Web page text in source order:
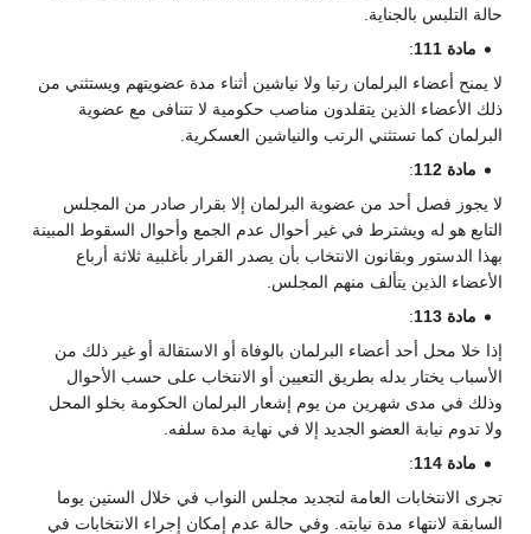
حالة التلبس بالجناية.
مادة 111
:
لا يمنح أعضاء البرلمان رتبا ولا نياشين أثناء مدة عضويتهم ويستثني من
ذلك الأعضاء الذين يتقلدون مناصب حكومية لا تتنافى مع عضوية
البرلمان كما تستثني الرتب والنياشين العسكرية.
مادة 112
:
لا يجوز فصل أحد من عضوية البرلمان إلا بقرار صادر من المجلس
التابع هو له ويشترط في غير أحوال عدم الجمع وأحوال السقوط المبينة
بهذا الدستور وبقانون الانتخاب بأن يصدر القرار بأغلبية ثلاثة أرباع
الأعضاء الذين يتألف منهم المجلس.
مادة 113
:
إذا خلا محل أحد أعضاء البرلمان بالوفاة أو الاستقالة أو غير ذلك من
الأسباب يختار بدله بطريق التعيين أو الانتخاب على حسب الأحوال
وذلك في مدى شهرين من يوم إشعار البرلمان الحكومة بخلو المحل
ولا تدوم نيابة العضو الجديد إلا في نهاية مدة سلفه.
مادة 114
:
تجرى الانتخابات العامة لتجديد مجلس النواب في خلال الستين يوما
السابقة لانتهاء مدة نيابته. وفي حالة عدم إمكان إجراء الانتخابات في